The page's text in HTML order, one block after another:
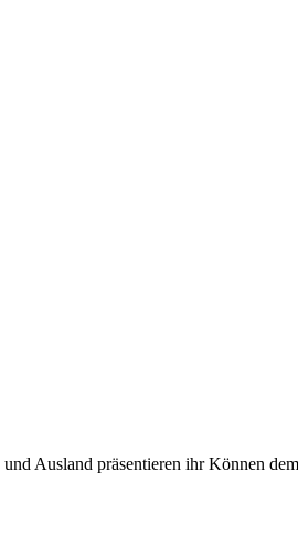
Ausland präsentieren ihr Können